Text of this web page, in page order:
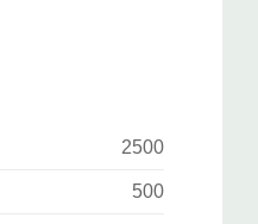
2500
500